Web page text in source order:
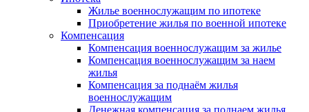
Жилье военнослужащим по ипотеке
Приобретение жилья по военной ипотеке
Компенсация
Компенсация военнослужащим за жилье
Компенсация военнослужащим за наем
жилья
Компенсация за поднаём жилья
военнослужащим
Денежная компенсация за поднаем жилья